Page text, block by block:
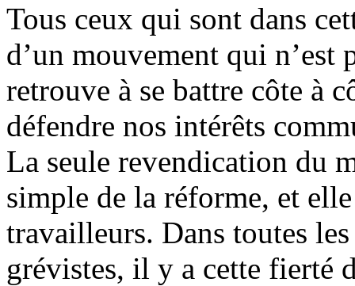
Tous ceux qui sont dans
d’un mouvement qui n’est
retrouve à se battre côte à
défendre nos intérêts
La seule revendication du
simple de la réforme, et
travailleurs. Dans toutes les
grévistes, il y a cette fierté